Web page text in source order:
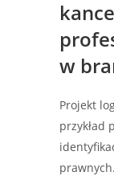
w
Projekt
przykład